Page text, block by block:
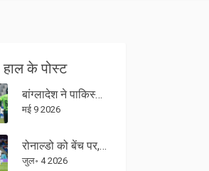
हाल के पोस्ट
बांग्लादेश ने पाकिस्तान को दिया 413 का विशाल लक्ष्य, शैंटो ने लगाई शतक
मई 9 2026
रोनाल्डो को बेंच पर, गोंसालो रामोस ने की ऐतिहासिक हैट्रिक
जुल॰ 4 2026